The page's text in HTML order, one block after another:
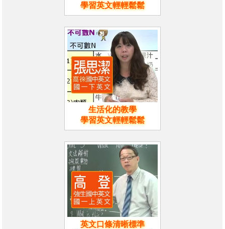
學習英文輕輕鬆鬆
生活化的教學
學習英文輕輕鬆鬆
英文口條清晰標準